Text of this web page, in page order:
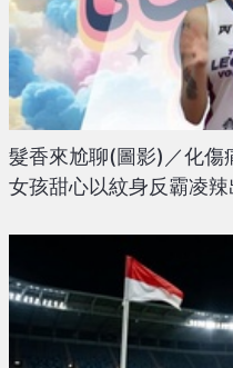
髮香來尬聊(圖影)／化傷
女孩甜心以紋身反霸凌